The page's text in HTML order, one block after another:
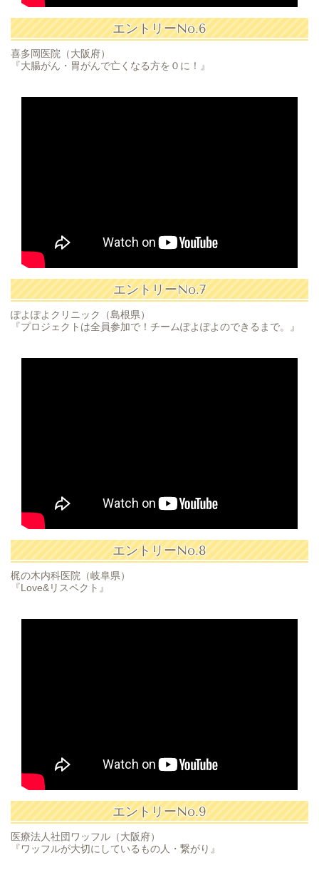
エントリーNo.6
喜多岡医院（大阪府）
『大腸がん・胃がんで亡くなる方を０に！』
エントリーNo.7
ぽよぽよクリニック（島根県）
『プロジェクトは全員参加で！チームぽよぽよのできるまで。』
エントリーNo.8
梶の木内科医院（岐阜県）
『Love&リスペクト』
エントリーNo.9
医療法人社団ワッフル（大阪府）
『ワッフルが大切にしているもの人・繋がり』